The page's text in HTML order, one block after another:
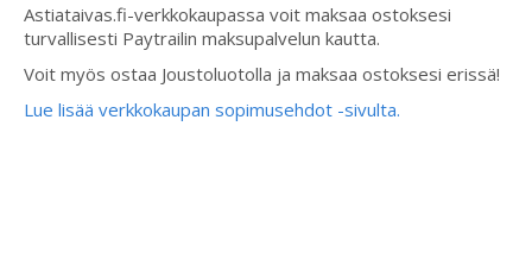
Astiataivas.fi-verkkokaupassa voit maksaa ostoksesi
turvallisesti Paytrailin maksupalvelun kautta.
Voit myös ostaa Joustoluotolla ja maksaa ostoksesi erissä!
Lue lisää verkkokaupan sopimusehdot -sivulta.